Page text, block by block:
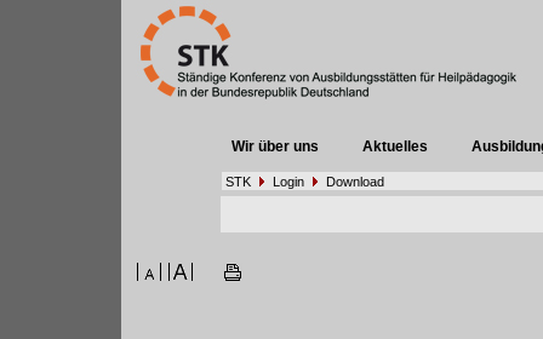
Wir über uns Aktuelles
STK Login Download